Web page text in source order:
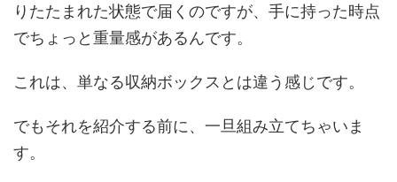
りたたまれた状態で届くのですが、手に持った時点
でちょっと重量感があるんです。
これは、単なる収納ボックスとは違う感じです。
でもそれを紹介する前に、一旦組み立てちゃいま
す。